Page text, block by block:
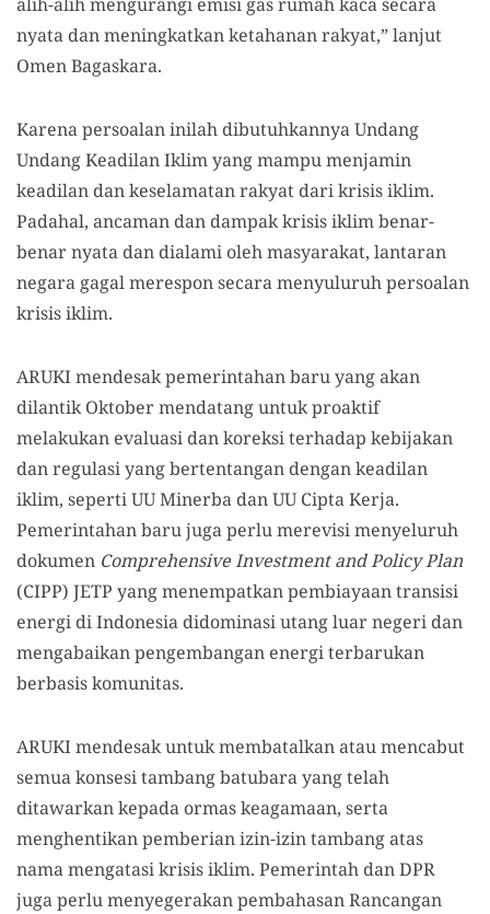
nyata dan meningkatkan ketahanan rakyat,” lanjut
Omen Bagaskara.
Karena persoalan inilah dibutuhkannya Undang
Undang Keadilan Iklim yang mampu menjamin
keadilan dan keselamatan rakyat dari krisis iklim.
Padahal, ancaman dan dampak krisis iklim benar-
benar nyata dan dialami oleh masyarakat, lantaran
negara gagal merespon secara menyuluruh persoalan
krisis iklim.
ARUKI mendesak pemerintahan baru yang akan
dilantik Oktober mendatang untuk proaktif
melakukan evaluasi dan koreksi terhadap kebijakan
dan regulasi yang bertentangan dengan keadilan
iklim, seperti UU Minerba dan UU Cipta Kerja.
Pemerintahan baru juga perlu merevisi menyeluruh
dokumen Comprehensive Investment and Policy Plan
(CIPP) JETP yang menempatkan pembiayaan transisi
energi di Indonesia didominasi utang luar negeri dan
mengabaikan pengembangan energi terbarukan
berbasis komunitas.
ARUKI mendesak untuk membatalkan atau mencabut
semua konsesi tambang batubara yang telah
ditawarkan kepada ormas keagamaan, serta
menghentikan pemberian izin-izin tambang atas
nama mengatasi krisis iklim. Pemerintah dan DPR
juga perlu menyegerakan pembahasan Rancangan